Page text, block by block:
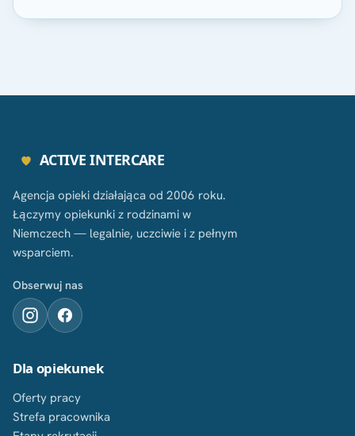
ACTIVE INTERCARE
Agencja opieki działająca od 2006 roku.
Łączymy opiekunki z rodzinami w
Niemczech — legalnie, uczciwie i z pełnym
wsparciem.
Obserwuj nas
Dla opiekunek
Oferty pracy
Strefa pracownika